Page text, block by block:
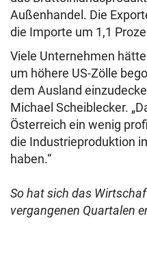
Außenhandel. Die
die Importe um 1,1
Viele Unternehmen
um höhere US-Zölle
dem Ausland
Michael Scheiblecker.
Österreich ein wenig
die Industrieproduktion
haben.“
So hat sich das
vergangenen Quartalen